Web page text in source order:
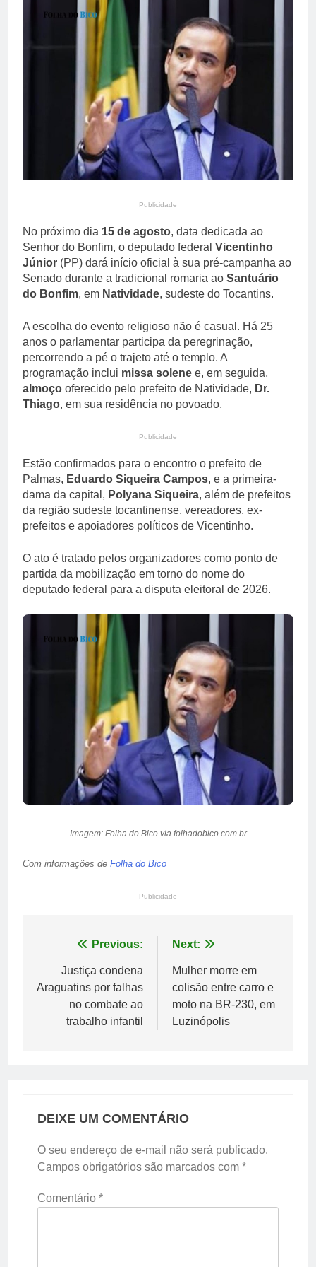
primária em relatório do
Departamento de Estado
Streaming em julho: os
10 filmes mais
comentados do mês
5 Dias Ago
Publicidade
No próximo dia 15 de agosto, data dedicada ao
Senhor do Bonfim, o deputado federal Vicentinho
Júnior (PP) dará início oficial à sua pré-campanha ao
Senado durante a tradicional romaria ao Santuário
do Bonfim, em Natividade, sudeste do Tocantins.
A escolha do evento religioso não é casual. Há 25
anos o parlamentar participa da peregrinação,
percorrendo a pé o trajeto até o templo. A
programação inclui missa solene e, em seguida,
almoço oferecido pelo prefeito de Natividade, Dr.
Thiago, em sua residência no povoado.
Publicidade
Estão confirmados para o encontro o prefeito de
Palmas, Eduardo Siqueira Campos, e a primeira-
dama da capital, Polyana Siqueira, além de prefeitos
da região sudeste tocantinense, vereadores, ex-
prefeitos e apoiadores políticos de Vicentinho.
O ato é tratado pelos organizadores como ponto de
partida da mobilização em torno do nome do
deputado federal para a disputa eleitoral de 2026.
Imagem: Folha do Bico via folhadobico.com.br
Com informações de Folha do Bico
Publicidade
Navegação
Post
Previous:
Justiça condena
Araguatins por falhas
no combate ao
trabalho infantil
Next:
Mulher morre em
colisão entre carro e
moto na BR-230, em
Luzinópolis
DEIXE UM COMENTÁRIO
O seu endereço de e-mail não será publicado.
Campos obrigatórios são marcados com *
Comentário *